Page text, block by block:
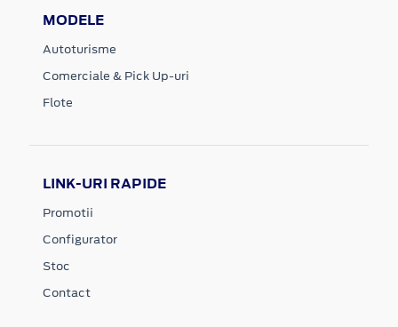
MODELE
Autoturisme
Comerciale & Pick Up-uri
Flote
LINK-URI RAPIDE
Promotii
Configurator
Stoc
Contact